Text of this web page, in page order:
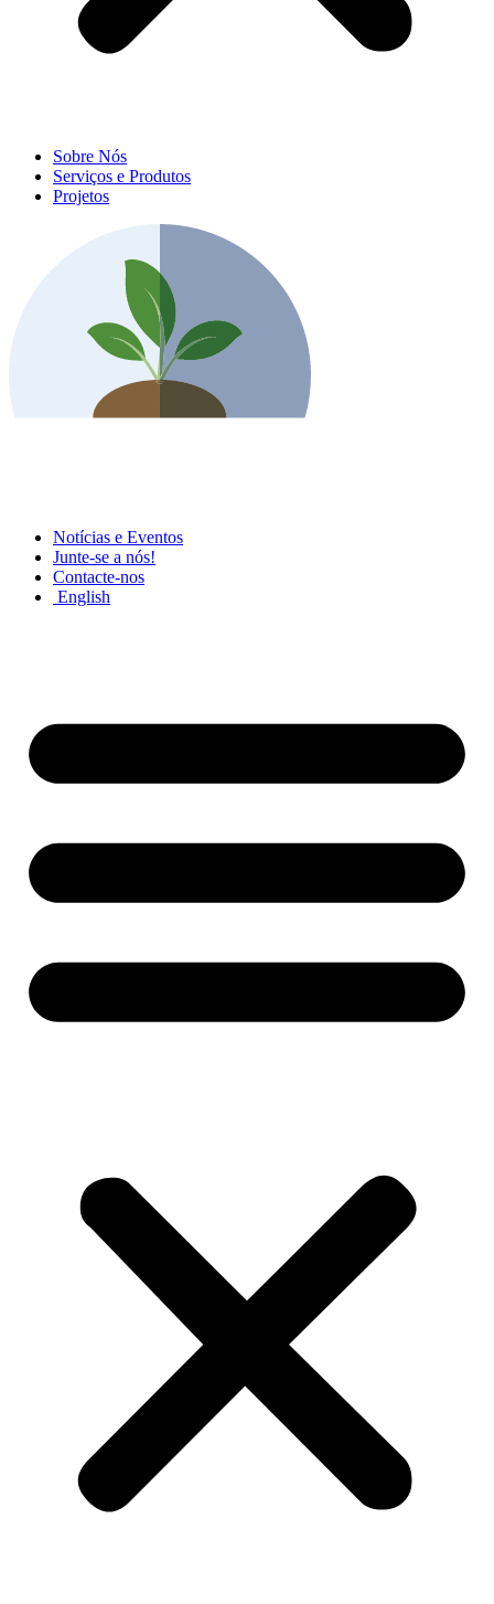
Sobre Nós
Serviços e Produtos
Projetos
Notícias e Eventos
Junte-se a nós!
Contacte-nos
English